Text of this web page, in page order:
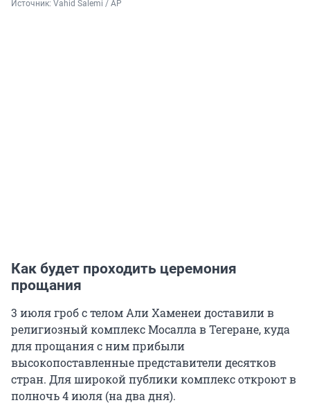
Источник: Vahid Salemi / AP
Как будет проходить церемония
прощания
3 июля гроб с телом Али Хаменеи доставили в
религиозный комплекс Мосалла в Тегеране, куда
для прощания с ним прибыли
высокопоставленные представители десятков
стран. Для широкой публики комплекс откроют в
полночь 4 июля (на два дня).